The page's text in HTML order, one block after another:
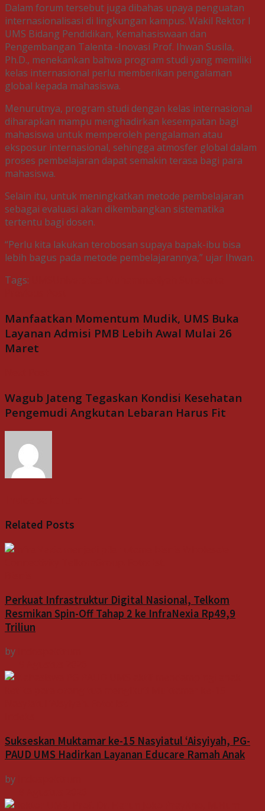
Dalam forum tersebut juga dibahas upaya penguatan
internasionalisasi di lingkungan kampus. Wakil Rektor I
UMS Bidang Pendidikan, Kemahasiswaan dan
Pengembangan Talenta -Inovasi Prof. Ihwan Susila,
Ph.D., menekankan bahwa program studi yang memiliki
kelas internasional perlu memberikan pengalaman
global kepada mahasiswa.
Menurutnya, program studi dengan kelas internasional
diharapkan mampu menghadirkan kesempatan bagi
mahasiswa untuk memperoleh pengalaman atau
eksposur internasional, sehingga atmosfer global dalam
proses pembelajaran dapat semakin terasa bagi para
mahasiswa.
Selain itu, untuk meningkatkan metode pembelajaran
sebagai evaluasi akan dikembangkan sistematika
tertentu bagi dosen.
“Perlu kita lakukan terobosan supaya bapak-ibu bisa
lebih bagus pada metode pembelajarannya,” ujar Ihwan.
Tags:
Manfaatkan Momentum Mudik, UMS Buka
Layanan Admisi PMB Lebih Awal Mulai 26
Maret
Wagub Jateng Tegaskan Kondisi Kesehatan
Pengemudi Angkutan Lebaran Harus Fit
Related Posts
Perkuat Infrastruktur Digital Nasional, Telkom
Resmikan Spin-Off Tahap 2 ke InfraNexia Rp49,9
Triliun
by
Sukseskan Muktamar ke-15 Nasyiatul ‘Aisyiyah, PG-
PAUD UMS Hadirkan Layanan Educare Ramah Anak
by